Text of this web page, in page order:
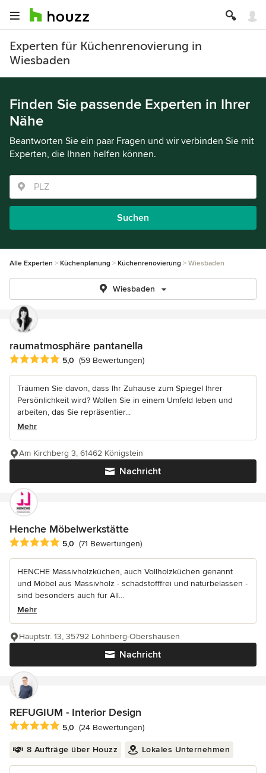
Experten für Küchenrenovierung in
Wiesbaden
Finden Sie passende Experten in Ihrer
Nähe
Beantworten Sie ein paar Fragen und wir verbinden Sie mit
Experten, die Ihnen helfen können.
Suchen
Alle Experten Küchenplanung Küchenrenovierung Wiesbaden
Wiesbaden
raumatmosphäre pantanella
Durchschnittliche Bewertung: 5 von 5 Sternen
5,0 (59 Bewertungen)
Träumen Sie davon, dass Ihr Zuhause zum Spiegel Ihrer
Persönlichkeit wird? Wollen Sie in einem Umfeld leben und
arbeiten, das Sie repräsentier...
Mehr
Nachricht
Am Kirchberg 3, 61462 Königstein
Henche Möbelwerkstätte
Durchschnittliche Bewertung: 5 von 5 Sternen
5,0 (71 Bewertungen)
HENCHE Massivholzküchen, auch Vollholzküchen genannt
und Möbel aus Massivholz - schadstofffrei und naturbelassen -
sind besonders auch für All...
Mehr
Nachricht
Hauptstr. 13, 35792 Löhnberg-Obershausen
REFUGIUM - Interior Design
Durchschnittliche Bewertung: 5 von 5 Sternen
5,0 (24 Bewertungen)
8 Aufträge über Houzz Lokales Unternehmen